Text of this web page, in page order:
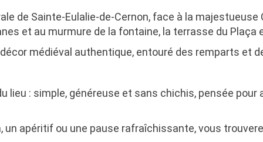
de Sainte-Eulalie-de-Cernon, face à la
et au murmure de la fontaine, la terrasse du
médiéval authentique, entouré des remparts et
lieu : simple, généreuse et sans chichis, pensée
apéritif ou une pause rafraîchissante, vous